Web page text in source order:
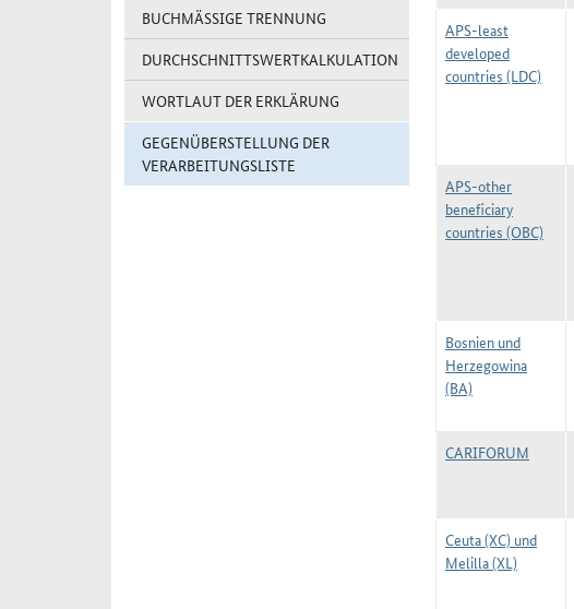
BUCHMÄSSIGE TRENNUNG
DURCHSCHNITTSWERTKALKULATION
WORTLAUT DER ERKLÄRUNG
GEGENÜBERSTELLUNG DER
VERARBEITUNGSLISTE
APS-least
developed
countries (LDC)
APS-other
beneficiary
countries (OBC)
Bosnien und
Herzegowina
(BA)
CARIFORUM
Ceuta (XC) und
Melilla (XL)